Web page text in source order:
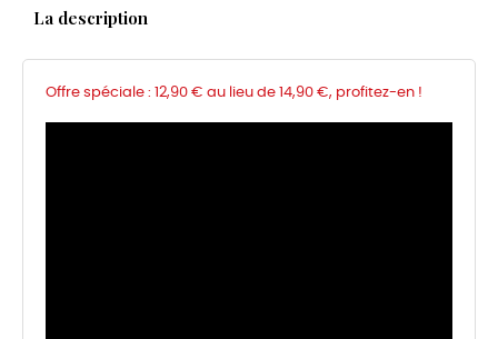
La description
Offre spéciale : 12,90 € au lieu de 14,90 €, profitez-en !